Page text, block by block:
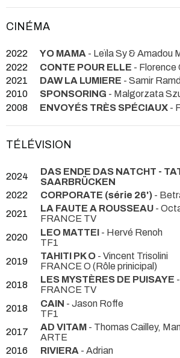
CINÉMA
2022 YO MAMA - Leïla Sy & Amadou
2022
CONTE POUR ELLE - Florence
2021
DAW LA LUMIERE - Samir
2010
SPONSORING - Malgorzata
2008
ENVOYÉS TRÈS SPÉCIAUX -
TÉLÉVISION
2024
DAS ENDE DAS NATCHT -
SAARBRÜCKEN
2022
CORPORATE (série 26') -
2021
LA FAUTE A ROUSSEAU -
FRANCE TV
2020
LEO MATTEI - Hervé Renoh
TF1
2019
TAHITI PK O - Vincent Trisolini
FRANCE O (Rôle prinicipal)
2018
LES MYSTÈRES DE PUISAYE
FRANCE TV
2018
CAIN - Jason Roffe
TF1
2017
AD VITAM - Thomas Cailley,
ARTE
2016
RIVIERA - Adrian